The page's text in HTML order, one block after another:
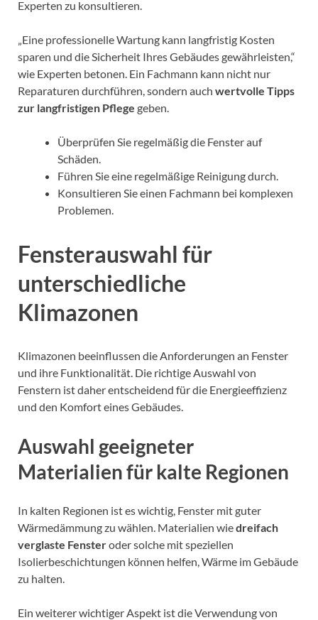
Experten zu konsultieren.
„Eine professionelle Wartung kann langfristig Kosten
sparen und die Sicherheit Ihres Gebäudes gewährleisten,“
wie Experten betonen. Ein Fachmann kann nicht nur
Reparaturen durchführen, sondern auch wertvolle Tipps
zur langfristigen Pflege geben.
Überprüfen Sie regelmäßig die Fenster auf
Schäden.
Führen Sie eine regelmäßige Reinigung durch.
Konsultieren Sie einen Fachmann bei komplexen
Problemen.
Fensterauswahl für
unterschiedliche
Klimazonen
Klimazonen beeinflussen die Anforderungen an Fenster
und ihre Funktionalität. Die richtige Auswahl von
Fenstern ist daher entscheidend für die Energieeffizienz
und den Komfort eines Gebäudes.
Auswahl geeigneter
Materialien für kalte Regionen
In kalten Regionen ist es wichtig, Fenster mit guter
Wärmedämmung zu wählen. Materialien wiedreifach
verglaste Fensteroder solche mit speziellen
Isolierbeschichtungen können helfen, Wärme im Gebäude
zu halten.
Ein weiterer wichtiger Aspekt ist die Verwendung von